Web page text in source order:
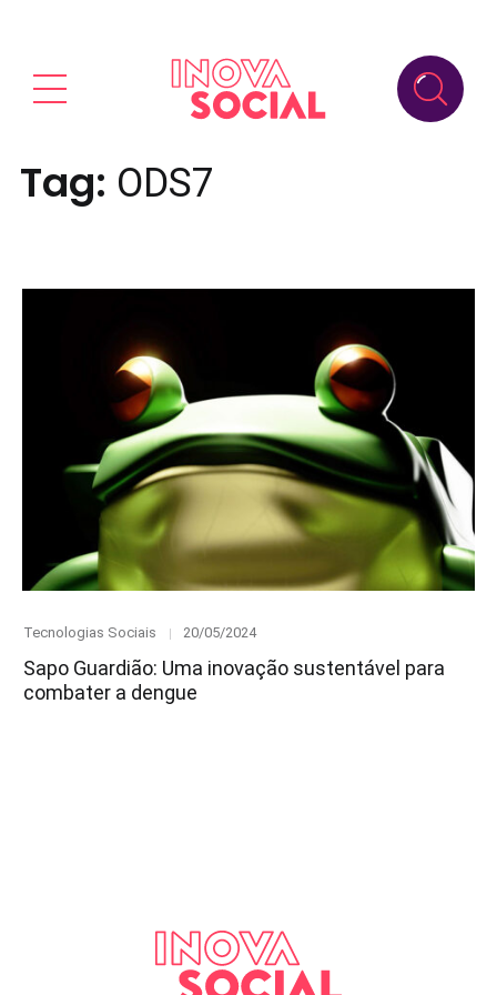
Tag: ODS7
Category
Tecnologias Sociais
Posted
20/05/2024
Sapo Guardião: Uma inovação sustentável para
combater a dengue